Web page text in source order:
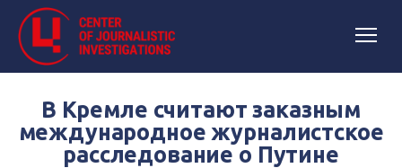
В Кремле считают заказным
международное журналистское
расследование о Путине